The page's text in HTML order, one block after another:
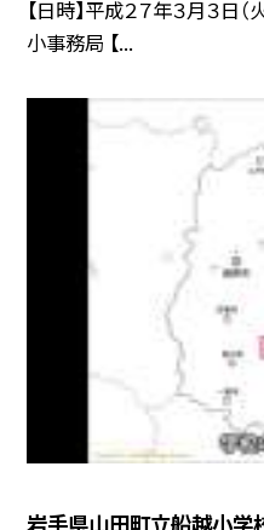
【日時】平成２７年３月３日
小事務局 【...
岩手県山田町立船越小学